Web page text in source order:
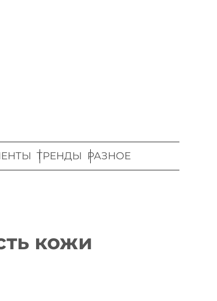
ТРЕНДЫ РАЗНОЕ
кожи